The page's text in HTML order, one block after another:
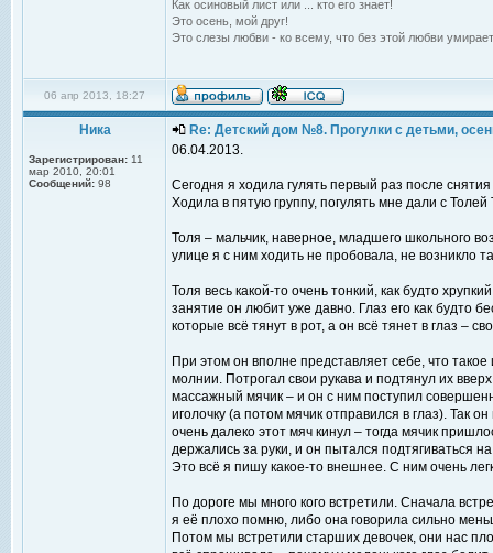
Как осиновый лист или ... кто его знает!
Это осень, мой друг!
Это слезы любви - ко всему, что без этой любви
06 апр 2013, 18:27
Ника
Зарегистрирован: 11
мар 2010, 20:01
Сообщений: 98
Re: Детский дом №8. Прогулки с детьми,
06.04.2013.
Сегодня я ходила гулять первый раз после
Ходила в пятую группу, погулять мне дали с
Толя – мальчик, наверное, младшего школьного
улице я с ним ходить не пробовала, не возникло
Толя весь какой-то очень тонкий, как будто
занятие он любит уже давно. Глаз его как будто
которые всё тянут в рот, а он всё тянет в глаз –
При этом он вполне представляет себе, что
молнии. Потрогал свои рукава и подтянул их
массажный мячик – и он с ним поступил
иголочку (а потом мячик отправился в глаз). Так
очень далеко этот мяч кинул – тогда мячик
держались за руки, и он пытался подтягиваться
Это всё я пишу какое-то внешнее. С ним очень
По дороге мы много кого встретили. Сначала
я её плохо помню, либо она говорила сильно
Потом мы встретили старших девочек, они нас